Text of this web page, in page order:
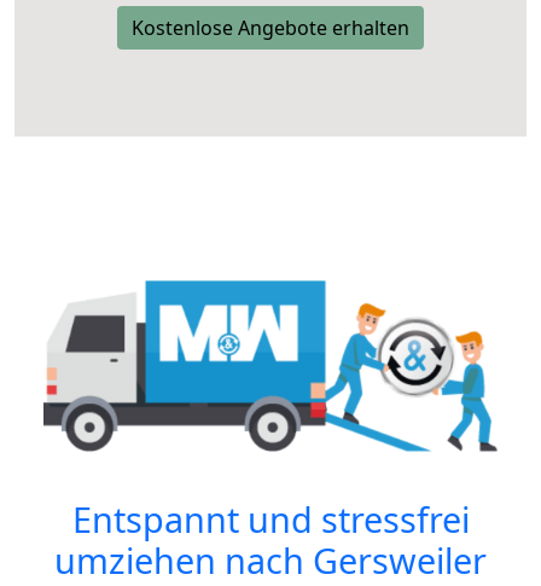
Kostenlose Angebote erhalten
Entspannt und stressfrei
umziehen nach Gersweiler